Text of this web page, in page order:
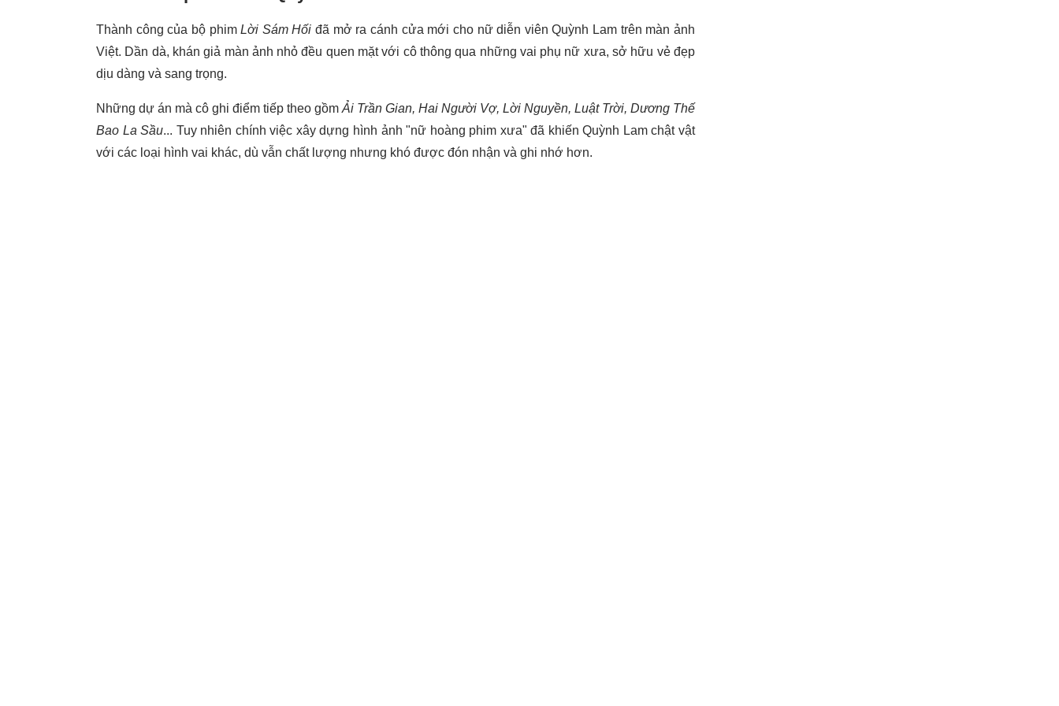
Thành công của bộ phimLời Sám Hối đã mở ra cánh cửa mới cho nữ diễn viên Quỳnh Lam trên màn ảnh
Việt. Dần dà, khán giả màn ảnh nhỏ đều quen mặt với cô thông qua những vai phụ nữ xưa, sở hữu vẻ đẹp
dịu dàng và sang trọng.
Những dự án mà cô ghi điểm tiếp theo gồm Ải Trần Gian, Hai Người Vợ, Lời Nguyền, Luật Trời, Dương Thế
Bao La Sầu... Tuy nhiên chính việc xây dựng hình ảnh "nữ hoàng phim xưa" đã khiến Quỳnh Lam chật vật
với các loại hình vai khác, dù vẫn chất lượng nhưng khó được đón nhận và ghi nhớ hơn.